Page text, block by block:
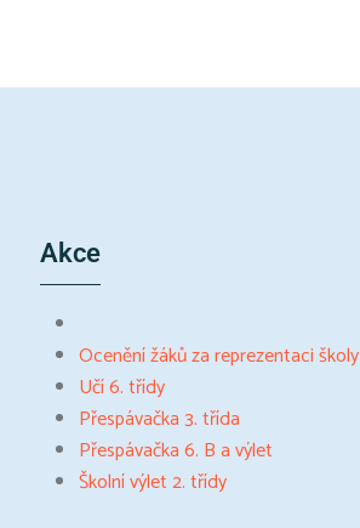
Akce
Ocenění žáků za reprezentaci školy
Učí 6. třídy
Přespávačka 3. třída
Přespávačka 6. B a výlet
Školní výlet 2. třídy